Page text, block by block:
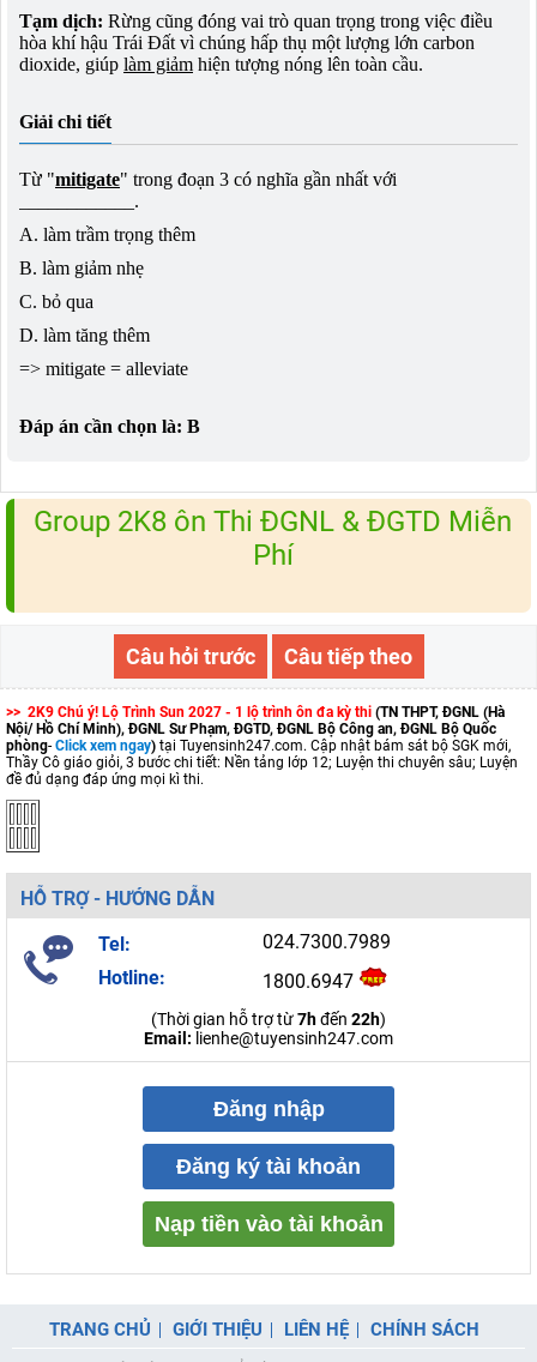
Tạm dịch: Rừng cũng đóng vai trò quan trọng trong việc điều
hòa khí hậu Trái Đất vì chúng hấp thụ một lượng lớn carbon
dioxide, giúp làm giảm hiện tượng nóng lên toàn cầu.
Giải chi tiết
Từ "mitigate" trong đoạn 3 có nghĩa gần nhất với
____________.
A. làm trầm trọng thêm
B. làm giảm nhẹ
C. bỏ qua
D. làm tăng thêm
=> mitigate = alleviate
Đáp án cần chọn là: B
Group 2K8 ôn Thi ĐGNL & ĐGTD Miễn
Phí
Câu hỏi trước Câu tiếp theo
>> 2K9 Chú ý! Lộ Trình Sun 2027 - 1 lộ trình ôn đa kỳ thi (TN THPT, ĐGNL (Hà
Nội/ Hồ Chí Minh), ĐGNL Sư Phạm, ĐGTD, ĐGNL Bộ Công an, ĐGNL Bộ Quốc
phòng- Click xem ngay) tại Tuyensinh247.com. Cập nhật bám sát bộ SGK mới,
Thầy Cô giáo giỏi, 3 bước chi tiết: Nền tảng lớp 12; Luyện thi chuyên sâu; Luyện
đề đủ dạng đáp ứng mọi kì thi.
HỖ TRỢ - HƯỚNG DẪN
Tel:
024.7300.7989
Hotline:
1800.6947
(Thời gian hỗ trợ từ7hđến 22h)
Email: lienhe@tuyensinh247.com
Đăng nhập
Đăng ký tài khoản
Nạp tiền vào tài khoản
TRANG CHỦ GIỚI THIỆU LIÊN HỆ CHÍNH SÁCH